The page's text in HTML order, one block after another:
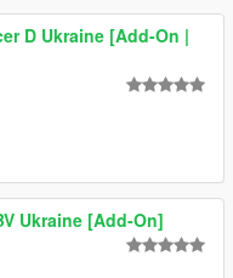
D Ukraine [Add-On |
Ukraine [Add-On]